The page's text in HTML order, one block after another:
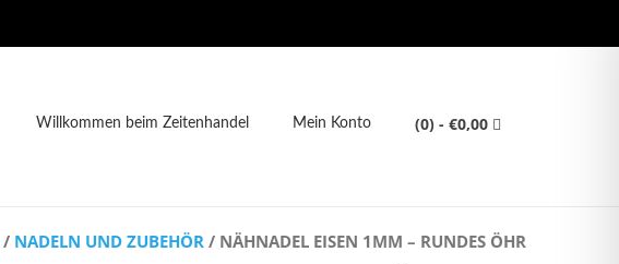
(0) - €0,00
Willkommen beim Zeitenhandel Mein Konto
/ NADELN UND ZUBEHÖR / NÄHNADEL EISEN 1MM – RUNDES ÖHR